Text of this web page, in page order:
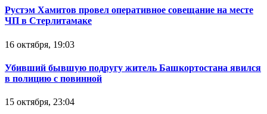
Рустэм Хамитов провел оперативное совещание на месте
ЧП в Стерлитамаке
16 октября, 19:03
Убивший бывшую подругу житель Башкортостана явился
в полицию с повинной
15 октября, 23:04